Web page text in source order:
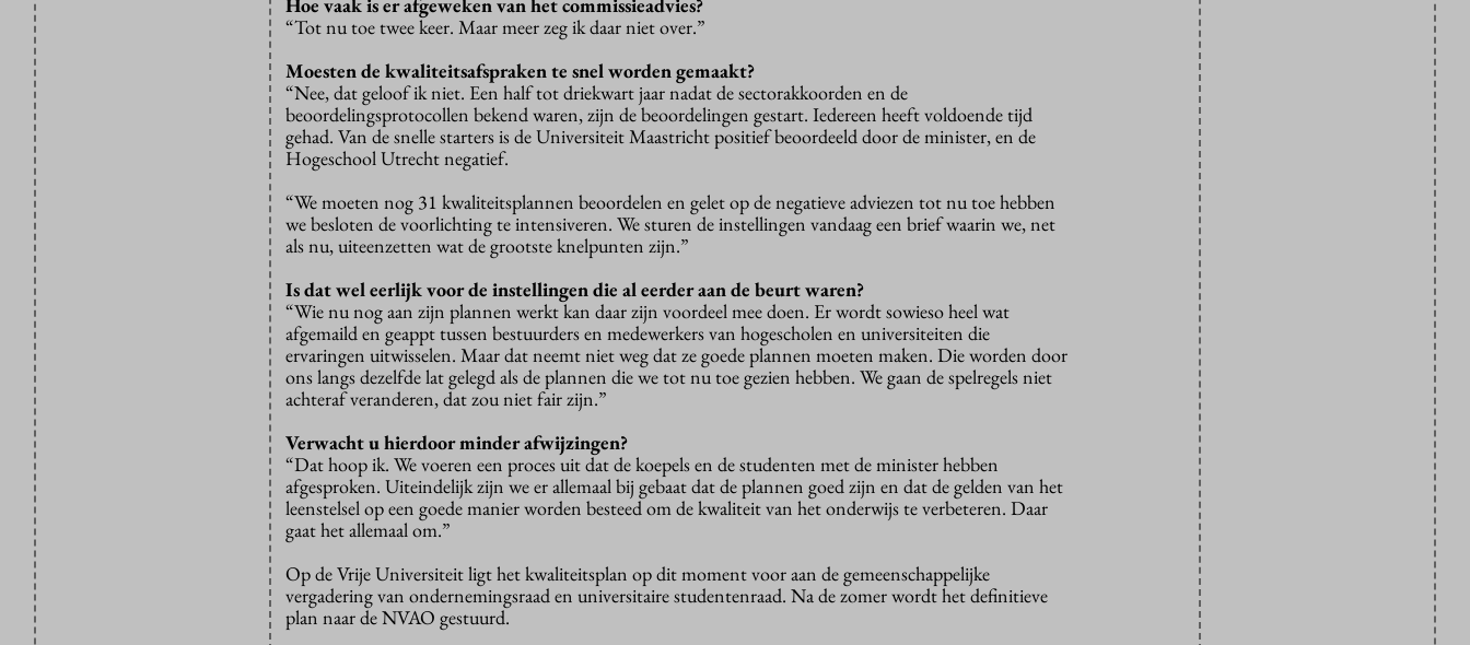
“Tot nu toe twee keer. Maar meer zeg ik daar niet over.”
Moesten de kwaliteitsafspraken te snel worden gemaakt?
“Nee, dat geloof ik niet. Een half tot driekwart jaar nadat de sectorakkoorden en de
beoordelingsprotocollen bekend waren, zijn de beoordelingen gestart. Iedereen heeft voldoende tijd
gehad. Van de snelle starters is de Universiteit Maastricht positief beoordeeld door de minister, en de
Hogeschool Utrecht negatief.
“We moeten nog 31 kwaliteitsplannen beoordelen en gelet op de negatieve adviezen tot nu toe hebben
we besloten de voorlichting te intensiveren. We sturen de instellingen vandaag een brief waarin we, net
als nu, uiteenzetten wat de grootste knelpunten zijn.”
Is dat wel eerlijk voor de instellingen die al eerder aan de beurt waren?
“Wie nu nog aan zijn plannen werkt kan daar zijn voordeel mee doen. Er wordt sowieso heel wat
afgemaild en geappt tussen bestuurders en medewerkers van hogescholen en universiteiten die
ervaringen uitwisselen. Maar dat neemt niet weg dat ze goede plannen moeten maken. Die worden door
ons langs dezelfde lat gelegd als de plannen die we tot nu toe gezien hebben. We gaan de spelregels niet
achteraf veranderen, dat zou niet fair zijn.”
Verwacht u hierdoor minder afwijzingen?
“Dat hoop ik. We voeren een proces uit dat de koepels en de studenten met de minister hebben
afgesproken. Uiteindelijk zijn we er allemaal bij gebaat dat de plannen goed zijn en dat de gelden van het
leenstelsel op een goede manier worden besteed om de kwaliteit van het onderwijs te verbeteren. Daar
gaat het allemaal om.”
Op de Vrije Universiteit ligt het kwaliteitsplan op dit moment voor aan de gemeenschappelijke
vergadering van ondernemingsraad en universitaire studentenraad. Na de zomer wordt het definitieve
plan naar de NVAO gestuurd.